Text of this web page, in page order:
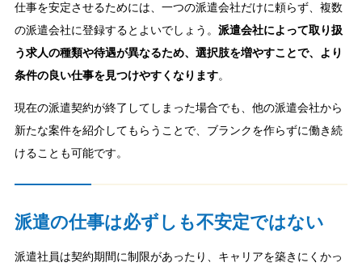
仕事を安定させるためには、一つの派遣会社だけに頼らず、複数
の派遣会社に登録するとよいでしょう。 派遣会社によって取り扱
う求人の種類や待遇が異なるため、選択肢を増やすことで、より
条件の良い仕事を見つけやすくなります。
現在の派遣契約が終了してしまった場合でも、他の派遣会社から
新たな案件を紹介してもらうことで、ブランクを作らずに働き続
けることも可能です。
派遣の仕事は必ずしも不安定ではない
派遣社員は契約期間に制限があったり、キャリアを築きにくかっ